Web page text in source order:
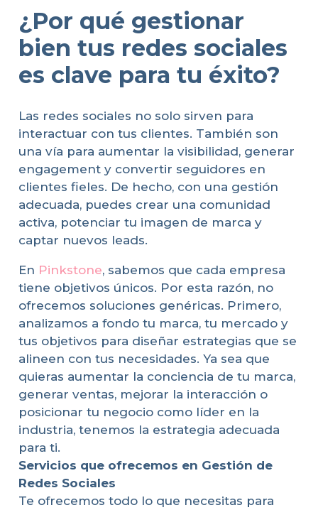
¿Por qué gestionar
bien tus redes sociales
es clave para tu éxito?
Las redes sociales no solo sirven para
interactuar con tus clientes. También son
una vía para aumentar la visibilidad, generar
engagement y convertir seguidores en
clientes fieles. De hecho, con una gestión
adecuada, puedes crear una comunidad
activa, potenciar tu imagen de marca y
captar nuevos leads.
En Pinkstone, sabemos que cada empresa
tiene objetivos únicos. Por esta razón, no
ofrecemos soluciones genéricas. Primero,
analizamos a fondo tu marca, tu mercado y
tus objetivos para diseñar estrategias que se
alineen con tus necesidades. Ya sea que
quieras aumentar la conciencia de tu marca,
generar ventas, mejorar la interacción o
posicionar tu negocio como líder en la
industria, tenemos la estrategia adecuada
para ti.
Servicios que ofrecemos en Gestión de
Redes Sociales
Te ofrecemos todo lo que necesitas para